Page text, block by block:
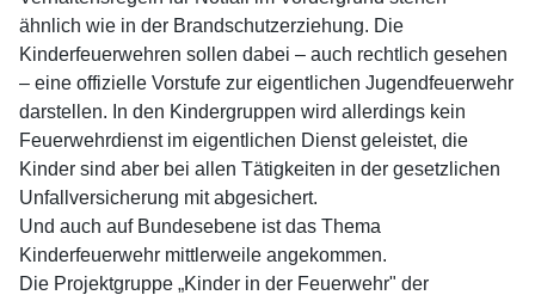
ähnlich wie in der Brandschutzerziehung. Die
Kinderfeuerwehren sollen dabei – auch rechtlich gesehen
– eine offizielle Vorstufe zur eigentlichen Jugendfeuerwehr
darstellen. In den Kindergruppen wird allerdings kein
Feuerwehrdienst im eigentlichen Dienst geleistet, die
Kinder sind aber bei allen Tätigkeiten in der gesetzlichen
Unfallversicherung mit abgesichert.
Und auch auf Bundesebene ist das Thema
Kinderfeuerwehr mittlerweile angekommen.
Die Projektgruppe „Kinder in der Feuerwehr" der